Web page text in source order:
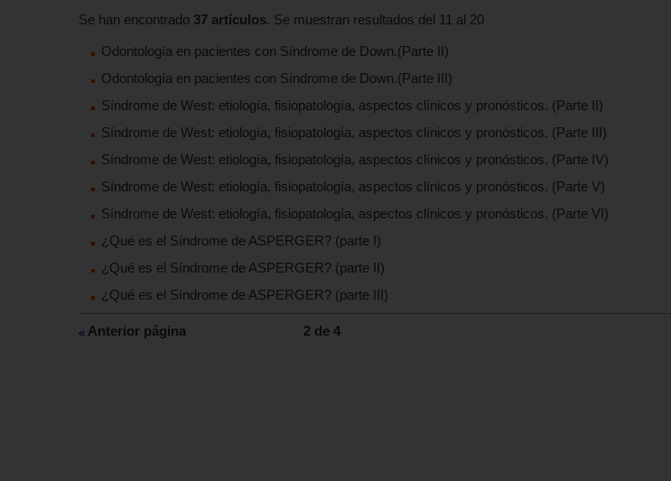
Se han encontrado 37 artículos. Se muestran resultados del 11 al 20
Odontología en pacientes con Síndrome de Down.(Parte II)
Odontología en pacientes con Síndrome de Down.(Parte III)
Síndrome de West: etiología, fisiopatología, aspectos clínicos y pronósticos. (Parte II)
Síndrome de West: etiología, fisiopatología, aspectos clínicos y pronósticos. (Parte III)
Síndrome de West: etiología, fisiopatología, aspectos clínicos y pronósticos. (Parte IV)
Síndrome de West: etiología, fisiopatología, aspectos clínicos y pronósticos. (Parte V)
Síndrome de West: etiología, fisiopatología, aspectos clínicos y pronósticos. (Parte VI)
¿Qué es el Síndrome de ASPERGER? (parte I)
¿Qué es el Síndrome de ASPERGER? (parte II)
¿Qué es el Síndrome de ASPERGER? (parte III)
Anterior página 2 de 4